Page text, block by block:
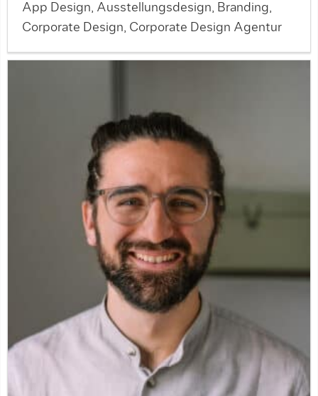
App Design, Ausstellungsdesign, Branding,
Corporate Design, Corporate Design Agentur